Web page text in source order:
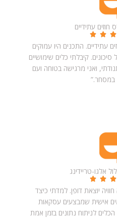
עתידיים
עתידיים. התכנים היו עמוקים
קיבלתי כלים שימושיים
ואני מרגישה בטוחה ועם
במסחר.”
אלגו-טריידינג
יוצאת דופן. למדתי כיצד
אישית שמבצעים עסקאות
הכלים לניתוח נתונים בזמן אמת